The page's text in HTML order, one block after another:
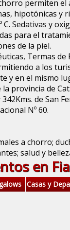
permiten el
hipotónicas y
Sedativas y
para el
de la piel.
Termas
a los
y en el mismo
provincia de
de San
Nº 60.
a chorro;
salud y
en
Casas y